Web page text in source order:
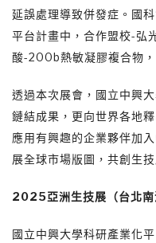
延誤處理導致併發症。國
平台計畫中，合作盟校-弘
酸-200b熱敏凝膠複合物，
透過本次展會，國立中興
鏈結成果，更向世界各地
應用有興趣的企業夥伴加
展全球市場版圖，共創生
2025亞洲生技展（台北
國立中興大學科研產業化